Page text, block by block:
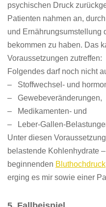
psychischen Druck
Patienten nahmen an,
und Ernährungsumstellung
bekommen zu haben. Das
Voraussetzungen zutreffen:
Folgendes darf noch nicht
– Stoffwechsel- und
– Gewebeveränderungen,
– Medikamenten- und
– Leber-Gallen-
Unter diesen
belastende Kohlenhydrate
beginnenden Bluthochdruck
erging es mir sowie einer